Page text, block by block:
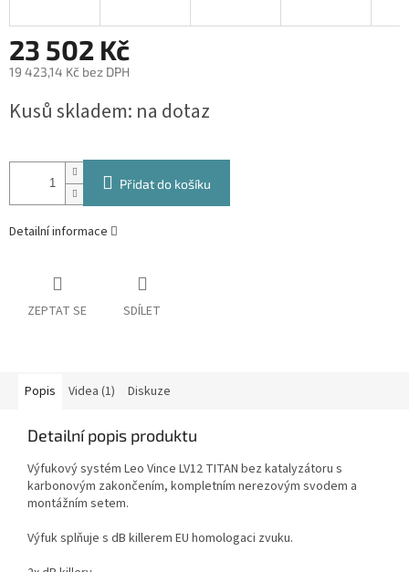
23 502 Kč
19 423,14 Kč bez DPH
cena:
Kusů skladem: na dotaz
Přidat do košíku
Detailní informace
ZEPTAT SE SDÍLET
Popis Videa (1) Diskuze
Detailní popis produktu
Výfukový systém Leo Vince LV12 TITAN bez katalyzátoru s
karbonovým zakončením, kompletním nerezovým svodem a
montážním setem.
Výfuk splňuje s dB killerem EU homologaci zvuku.